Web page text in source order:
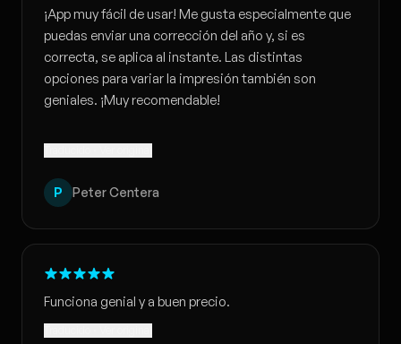
¡App muy fácil de usar! Me gusta especialmente que
puedas enviar una corrección del año y, si es
correcta, se aplica al instante. Las distintas
opciones para variar la impresión también son
geniales. ¡Muy recomendable!
P Peter Centera
Funciona genial y a buen precio.